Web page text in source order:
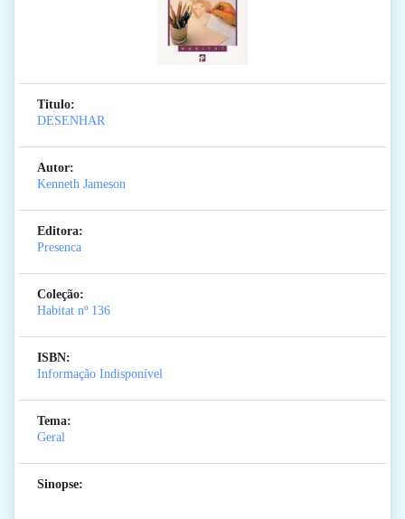
Titulo:
DESENHAR
Autor:
Kenneth Jameson
Editora:
Presenca
Coleção:
Habitat nº 136
ISBN:
Informação Indisponível
Tema:
Geral
Sinopse: